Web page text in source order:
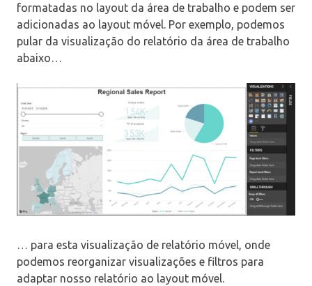
formatadas no layout da área de trabalho e podem ser
adicionadas ao layout móvel. Por exemplo, podemos
pular da visualização do relatório da área de trabalho
abaixo…
… para esta visualização de relatório móvel, onde
podemos reorganizar visualizações e filtros para
adaptar nosso relatório ao layout móvel.